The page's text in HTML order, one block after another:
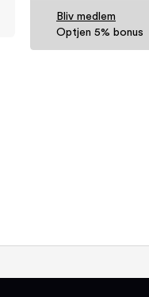
Bliv medlem
Optjen 5% bonus